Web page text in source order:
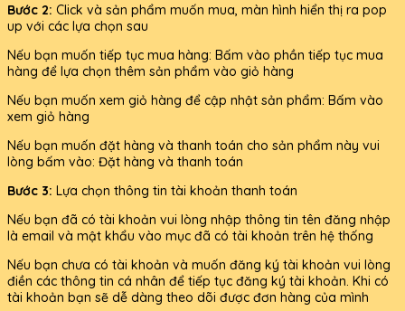
Bước 2: Click và sản phẩm muốn mua, màn hình hiển thị ra pop
up với các lựa chọn sau
Nếu bạn muốn tiếp tục mua hàng: Bấm vào phần tiếp tục mua
hàng để lựa chọn thêm sản phẩm vào giỏ hàng
Nếu bạn muốn xem giỏ hàng để cập nhật sản phẩm: Bấm vào
xem giỏ hàng
Nếu bạn muốn đặt hàng và thanh toán cho sản phẩm này vui
lòng bấm vào: Đặt hàng và thanh toán
Bước 3: Lựa chọn thông tin tài khoản thanh toán
Nếu bạn đã có tài khoản vui lòng nhập thông tin tên đăng nhập
là email và mật khẩu vào mục đã có tài khoản trên hệ thống
Nếu bạn chưa có tài khoản và muốn đăng ký tài khoản vui lòng
điền các thông tin cá nhân để tiếp tục đăng ký tài khoản. Khi có
tài khoản bạn sẽ dễ dàng theo dõi được đơn hàng của mình